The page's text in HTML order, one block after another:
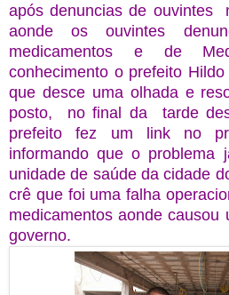
após denuncias de ouvintes
aonde os ouvintes
medicamentos e de
conhecimento o prefeito
que desce uma olhada e
posto, no final da tarde
prefeito fez um link no
informando que o problema
unidade de saúde da cidade
crê que foi uma falha
medicamentos aonde causou
governo.